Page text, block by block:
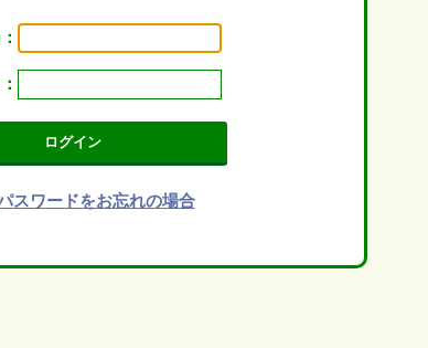
：
：
ログイン
スワードをお忘れの場合